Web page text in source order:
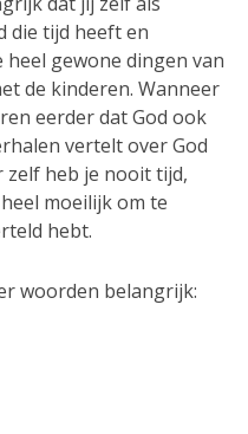
die tijd heeft en
gewone dingen van
de kinderen. Wanneer
eerder dat God ook
vertelt over God
zelf heb je nooit tijd,
moeilijk om te
hebt.
woorden belangrijk: